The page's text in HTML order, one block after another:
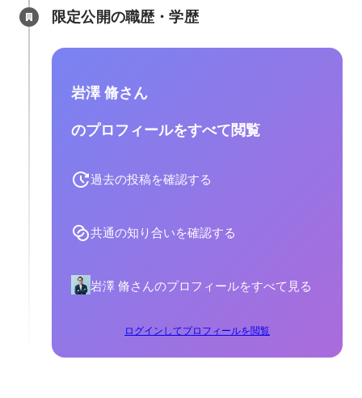
限定公開の職歴・学歴
岩澤 脩さん
のプロフィールをすべて閲覧
過去の投稿を確認する
共通の知り合いを確認する
岩澤 脩さんのプロフィールをすべて見る
ログインしてプロフィールを閲覧